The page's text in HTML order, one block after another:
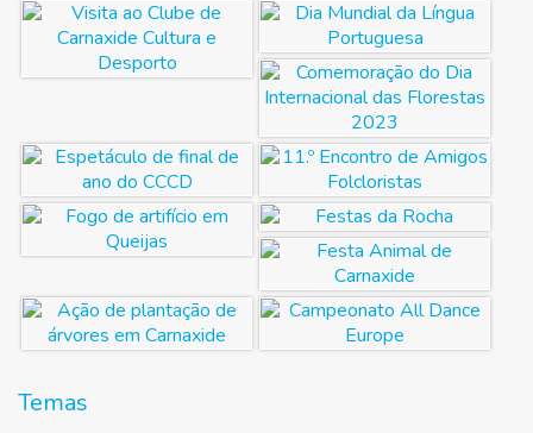
Temas